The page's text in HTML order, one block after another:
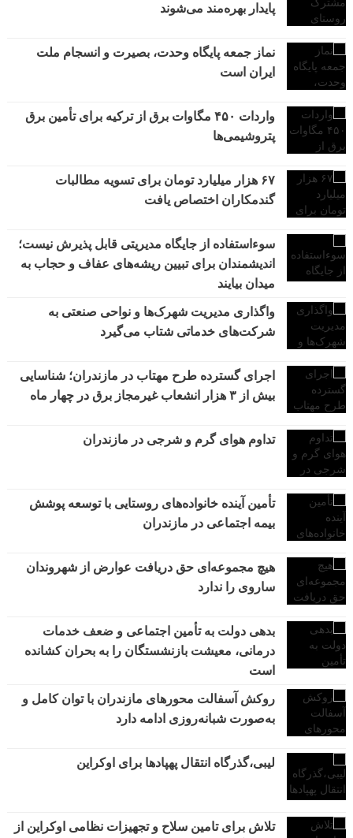
پایدار بهره‌مند می‌شوند
نماز جمعه پایگاه وحدت، بصیرت و انسجام ملت
ایران است
واردات ۴۵۰ مگاوات برق از ترکیه برای تأمین برق
پتروشیمی‌ها
۶۷ هزار میلیارد تومان برای تسویه مطالبات
گندمکاران اختصاص یافت
سوءاستفاده از جایگاه مدیریتی قابل پذیرش نیست؛
اندیشمندان برای تبیین ریشه‌های عفاف و حجاب به
میدان بیایند
واگذاری مدیریت شهرک‌ها و نواحی صنعتی به
شرکت‌های خدماتی شتاب می‌گیرد
اجرای گسترده طرح مهتاب در مازندران؛ شناسایی
بیش از ۳ هزار انشعاب غیرمجاز برق در چهار ماه
تداوم هوای گرم و شرجی در مازندران
تأمین آینده خانواده‌های روستایی با توسعه پوشش
بیمه اجتماعی در مازندران
هیچ مجموعه‌ای حق دریافت عوارض از شهروندان
ساروی را ندارد
بدهی دولت به تأمین اجتماعی و ضعف خدمات
درمانی، معیشت بازنشستگان را به بحران کشانده
است
روکش آسفالت محورهای مازندران با توان کامل و
به‌صورت شبانه‌روزی ادامه دارد
لیبی،گذرگاه انتقال پهپادها برای اوکراین
تلاش برای تامین سلاح و تجهیزات نظامی اوکراین از